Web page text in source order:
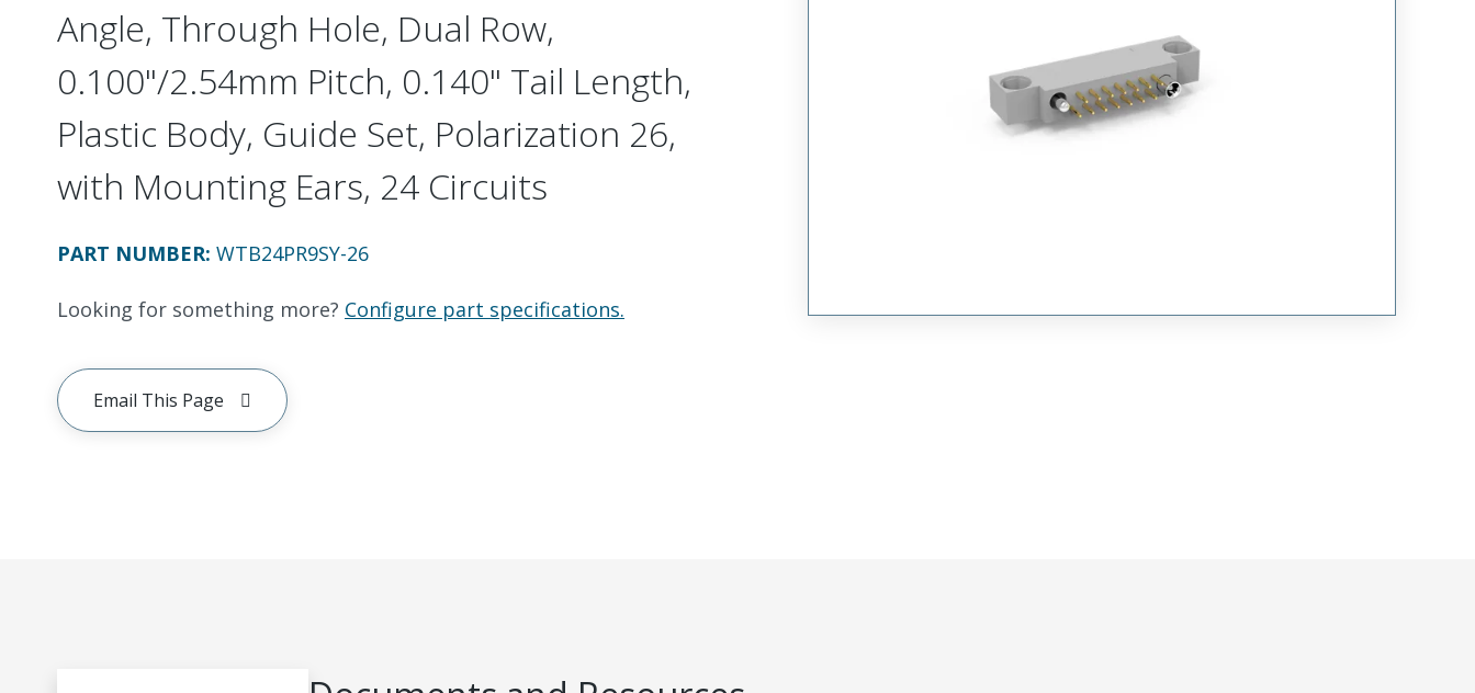
Angle, Through Hole, Dual Row,
0.100"/2.54mm Pitch, 0.140" Tail Length,
Plastic Body, Guide Set, Polarization 26,
with Mounting Ears, 24 Circuits
PART NUMBER: WTB24PR9SY-26
Looking for something more? Configure part specifications.
Email This Page